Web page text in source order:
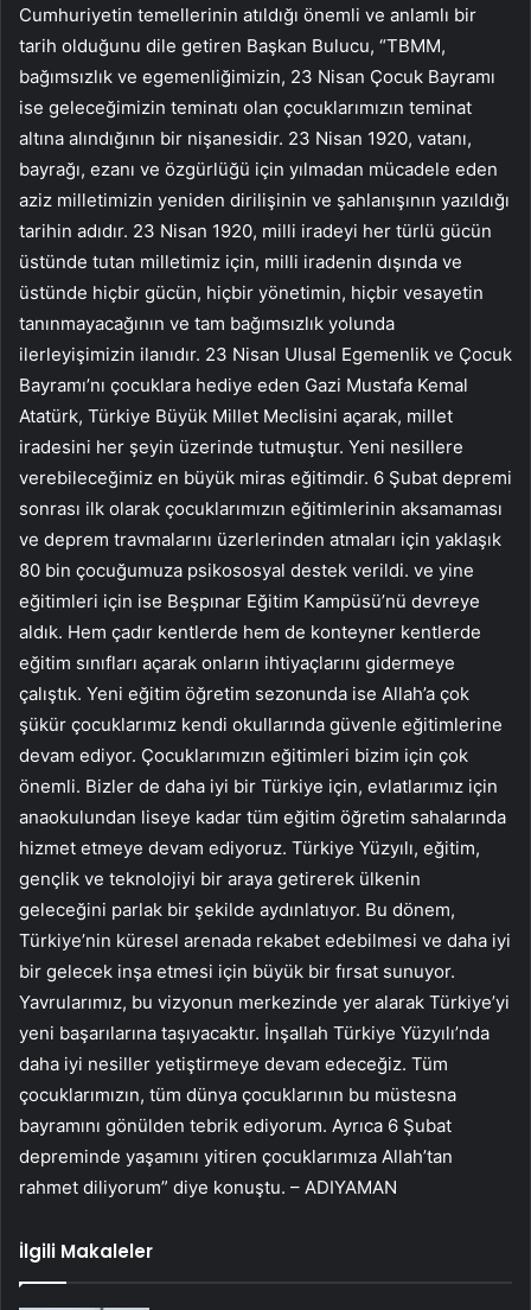
Cumhuriyetin temellerinin atıldığı önemli ve anlamlı bir
tarih olduğunu dile getiren Başkan Bulucu, “TBMM,
bağımsızlık ve egemenliğimizin, 23 Nisan Çocuk Bayramı
ise geleceğimizin teminatı olan çocuklarımızın teminat
altına alındığının bir nişanesidir. 23 Nisan 1920, vatanı,
bayrağı, ezanı ve özgürlüğü için yılmadan mücadele eden
aziz milletimizin yeniden dirilişinin ve şahlanışının yazıldığı
tarihin adıdır. 23 Nisan 1920, milli iradeyi her türlü gücün
üstünde tutan milletimiz için, milli iradenin dışında ve
üstünde hiçbir gücün, hiçbir yönetimin, hiçbir vesayetin
tanınmayacağının ve tam bağımsızlık yolunda
ilerleyişimizin ilanıdır. 23 Nisan Ulusal Egemenlik ve Çocuk
Bayramı’nı çocuklara hediye eden Gazi Mustafa Kemal
Atatürk, Türkiye Büyük Millet Meclisini açarak, millet
iradesini her şeyin üzerinde tutmuştur. Yeni nesillere
verebileceğimiz en büyük miras eğitimdir. 6 Şubat depremi
sonrası ilk olarak çocuklarımızın eğitimlerinin aksamaması
ve deprem travmalarını üzerlerinden atmaları için yaklaşık
80 bin çocuğumuza psikososyal destek verildi. ve yine
eğitimleri için ise Beşpınar Eğitim Kampüsü’nü devreye
aldık. Hem çadır kentlerde hem de konteyner kentlerde
eğitim sınıfları açarak onların ihtiyaçlarını gidermeye
çalıştık. Yeni eğitim öğretim sezonunda ise Allah’a çok
şükür çocuklarımız kendi okullarında güvenle eğitimlerine
devam ediyor. Çocuklarımızın eğitimleri bizim için çok
önemli. Bizler de daha iyi bir Türkiye için, evlatlarımız için
anaokulundan liseye kadar tüm eğitim öğretim sahalarında
hizmet etmeye devam ediyoruz. Türkiye Yüzyılı, eğitim,
gençlik ve teknolojiyi bir araya getirerek ülkenin
geleceğini parlak bir şekilde aydınlatıyor. Bu dönem,
Türkiye’nin küresel arenada rekabet edebilmesi ve daha iyi
bir gelecek inşa etmesi için büyük bir fırsat sunuyor.
Yavrularımız, bu vizyonun merkezinde yer alarak Türkiye’yi
yeni başarılarına taşıyacaktır. İnşallah Türkiye Yüzyılı’nda
daha iyi nesiller yetiştirmeye devam edeceğiz. Tüm
çocuklarımızın, tüm dünya çocuklarının bu müstesna
bayramını gönülden tebrik ediyorum. Ayrıca 6 Şubat
depreminde yaşamını yitiren çocuklarımıza Allah’tan
rahmet diliyorum” diye konuştu. – ADIYAMAN
İlgili Makaleler